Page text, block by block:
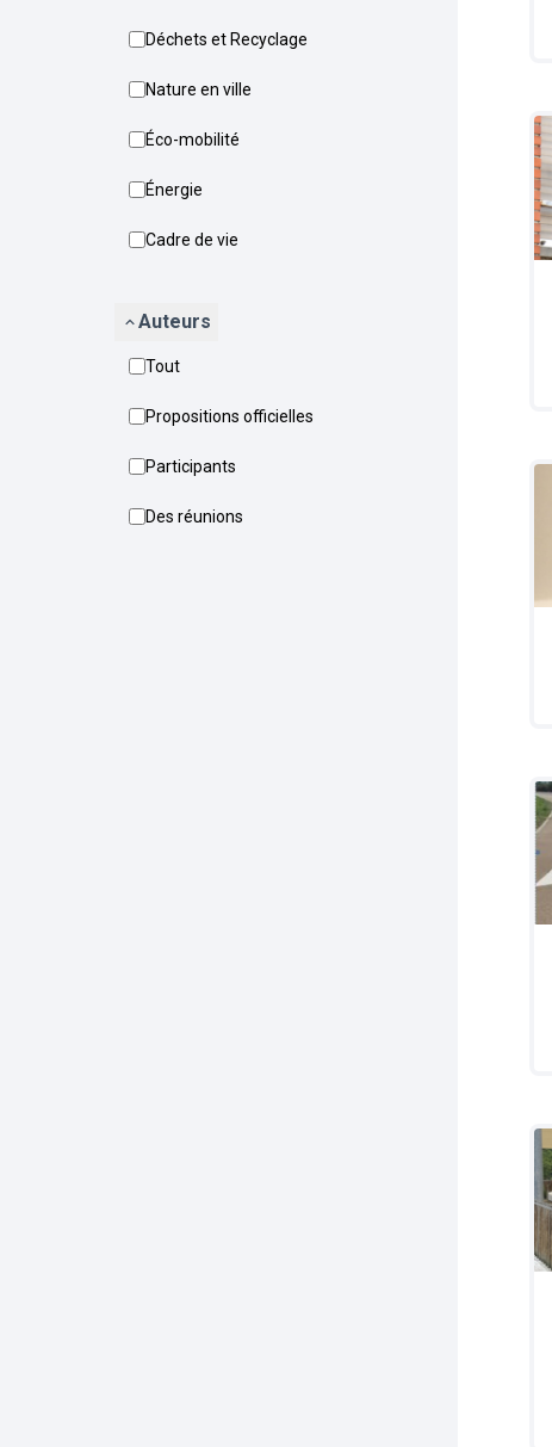
Déchets et Recyclage
Nature en ville
Éco-mobilité
Énergie
Cadre de vie
Auteurs
Tout
Propositions officielles
Participants
Des réunions